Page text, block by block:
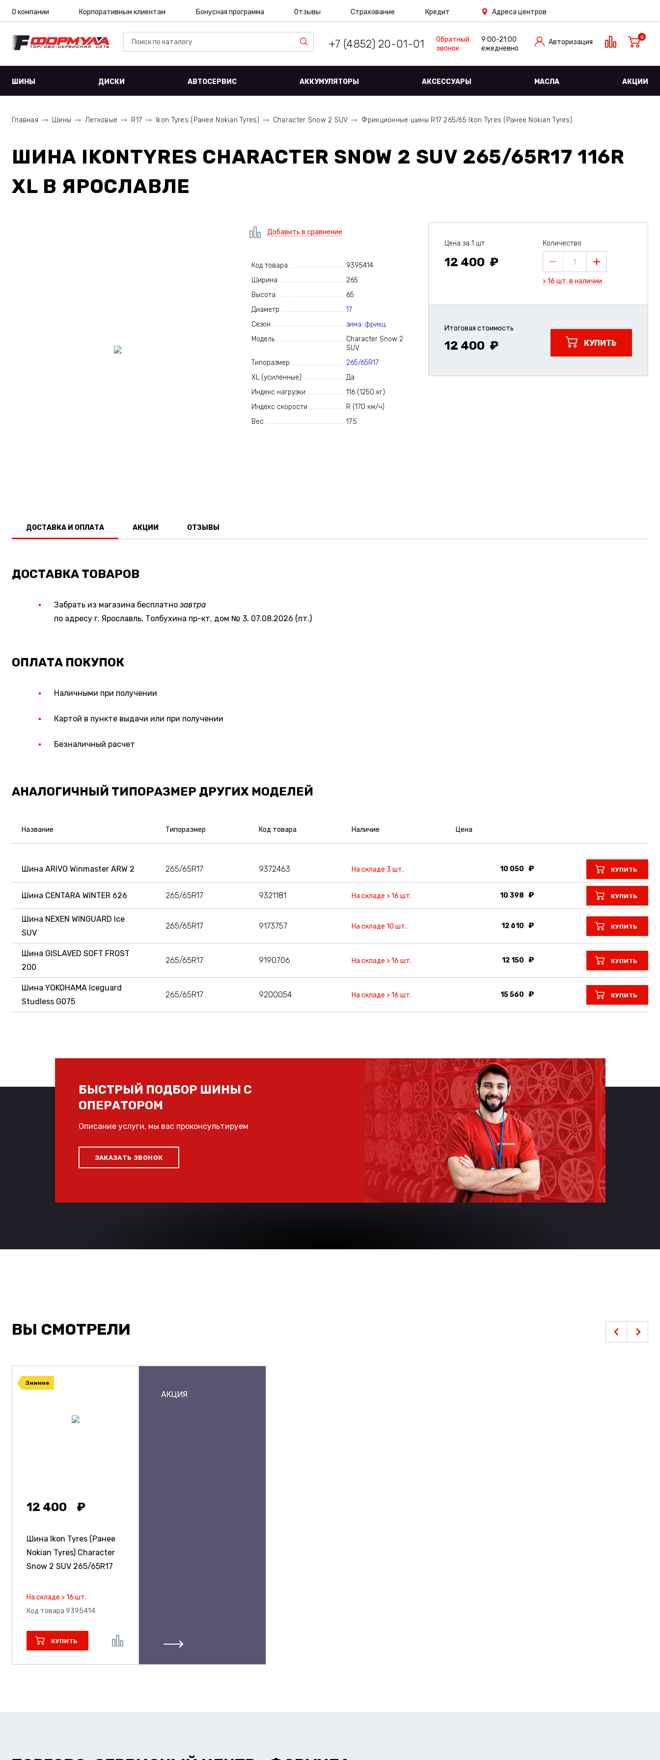
О компании Корпоративным клиентам Бонусная программа Отзывы Страхование Кредит Адреса центров
+7 (4852) 20-01-01
Обратный
звонок
9:00-21:00
ежедневно
Авторизация
0
ШИНЫ ДИСКИ АВТОСЕРВИС АККУМУЛЯТОРЫ АКСЕССУАРЫ МАСЛА АКЦИИ
Главная Шины Легковые R17 Ikon Tyres (Ранее Nokian Tyres) Character Snow 2 SUV Фрикционные шины R17 265/65 Ikon Tyres (Ранее Nokian Tyres)
ШИНА IKONTYRES CHARACTER SNOW 2 SUV 265/65R17 116R
XL В ЯРОСЛАВЛЕ
Добавить в сравнение
Код товара
9395414
Ширина
265
Высота
65
Диаметр
17
Сезон
зима: фрикц.
Модель
Character Snow 2
SUV
Типоразмер
265/65R17
XL (усиленные)
Да
Индекс нагрузки
116 (1250 кг)
Индекс скорости
R (170 км/ч)
Вес
17.5
Цена за 1 шт.
12 400
Количество
1
> 16 шт. в наличии
Итоговая стоимость
12 400 КУПИТЬ
ДОСТАВКА И ОПЛАТА АКЦИИ ОТЗЫВЫ
ДОСТАВКА ТОВАРОВ
Забрать из магазина бесплатно завтра
по адресу г. Ярославль, Толбухина пр-кт, дом № 3, 07.08.2026 (пт.)
ОПЛАТА ПОКУПОК
Наличными при получении
Картой в пункте выдачи или при получении
Безналичный расчет
АНАЛОГИЧНЫЙ ТИПОРАЗМЕР ДРУГИХ МОДЕЛЕЙ
Название Типоразмер Код товара Наличие Цена
Шина ARIVO Winmaster ARW 2 265/65R17 9372463 На складе 3 шт. 10 050 КУПИТЬ
Шина CENTARA WINTER 626 265/65R17 9321181 На складе > 16 шт. 10 398 КУПИТЬ
Шина NEXEN WINGUARD Ice
SUV
265/65R17 9173757 На складе 10 шт. 12 610 КУПИТЬ
Шина GISLAVED SOFT FROST
200
265/65R17 9190706 На складе > 16 шт. 12 150 КУПИТЬ
Шина YOKOHAMA Iceguard
Studless G075
265/65R17 9200054 На складе > 16 шт. 15 560 КУПИТЬ
БЫСТРЫЙ ПОДБОР ШИНЫ С
ОПЕРАТОРОМ
Описание услуги, мы вас проконсультируем
ЗАКАЗАТЬ ЗВОНОК
ВЫ СМОТРЕЛИ
Зимние
12 400
Шина Ikon Tyres (Ранее
Nokian Tyres) Character
Snow 2 SUV 265/65R17
На складе > 16 шт.
Код товара 9395414
КУПИТЬ
АКЦИЯ